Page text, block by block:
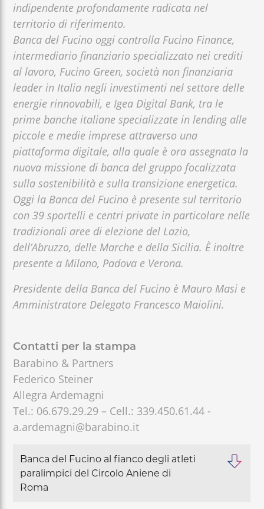
indipendente profondamente radicata nel
territorio di riferimento.
Banca del Fucino oggi controlla Fucino Finance,
intermediario finanziario specializzato nei crediti
al lavoro, Fucino Green, società non finanziaria
leader in Italia negli investimenti nel settore delle
energie rinnovabili, e Igea Digital Bank, tra le
prime banche italiane specializzate in lending alle
piccole e medie imprese attraverso una
piattaforma digitale, alla quale è ora assegnata la
nuova missione di banca del gruppo focalizzata
sulla sostenibilità e sulla transizione energetica.
Oggi la Banca del Fucino è presente sul territorio
con 39 sportelli e centri private in particolare nelle
tradizionali aree di elezione del Lazio,
dell’Abruzzo, delle Marche e della Sicilia. È inoltre
presente a Milano, Padova e Verona.
Presidente della Banca del Fucino è Mauro Masi e
Amministratore Delegato Francesco Maiolini.
Contatti per la stampa
Barabino & Partners
Federico Steiner
Allegra Ardemagni
Tel.: 06.679.29.29 – Cell.: 339.450.61.44 -
a.ardemagni@barabino.it
Banca del Fucino al fianco degli atleti
paralimpici del Circolo Aniene di
Roma